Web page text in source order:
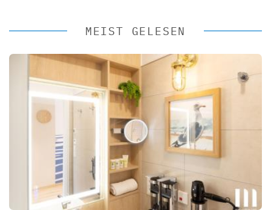
MEIST GELESEN